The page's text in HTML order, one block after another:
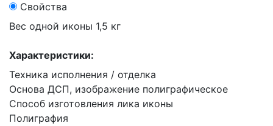
Свойства
Вес одной иконы 1,5 кг
Характеристики:
Техника исполнения / отделка
Основа ДСП, изображение полиграфическое
Способ изготовления лика иконы
Полиграфия